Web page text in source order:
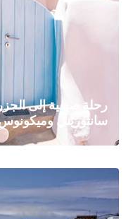
سانتوريني